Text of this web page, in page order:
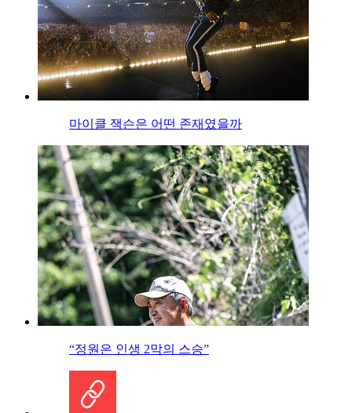
마이클 잭슨은 어떤 존재였을까
“정원은 인생 2막의 스승”